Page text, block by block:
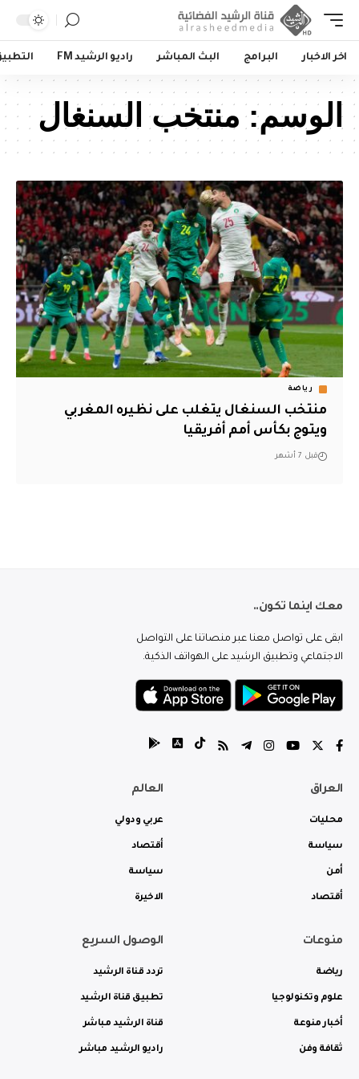
اخر الاخبار البرامج البث المباشر راديو الرشيد FM
الوسم:منتخب السنغال
رياضة
منتخب السنغال يتغلب على نظيره المغربي
ويتوج بكأس أمم أفريقيا
قبل 7 أشهر
معك اينما تكون..
ابقى على تواصل معنا عبر منصاتنا على التواصل
الاجتماعي وتطبيق الرشيد على الهواتف الذكية.
العراق
محليات
سياسة
أمن
أقتصاد
العالم
عربي ودولي
أقتصاد
سياسة
الاخيرة
منوعات
رياضة
علوم وتكنولوجيا
أخبار منوعة
ثقافة وفن
الوصول السريع
تردد قناة الرشيد
تطبيق قناة الرشيد
قناة الرشيد مباشر
راديو الرشيد مباشر